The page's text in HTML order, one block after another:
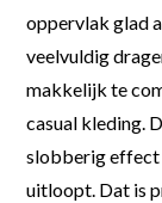
oppervlak glad
veelvuldig
makkelijk te
casual kleding.
slobberig effect
uitloopt. Dat is